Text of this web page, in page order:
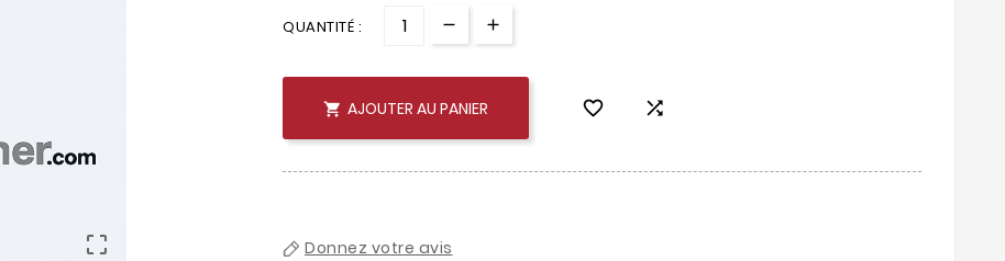

QUANTITÉ :
 AJOUTER AU PANIER  
Donnez votre avis